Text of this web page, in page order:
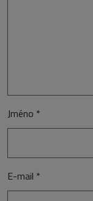
Jméno *
E-mail *